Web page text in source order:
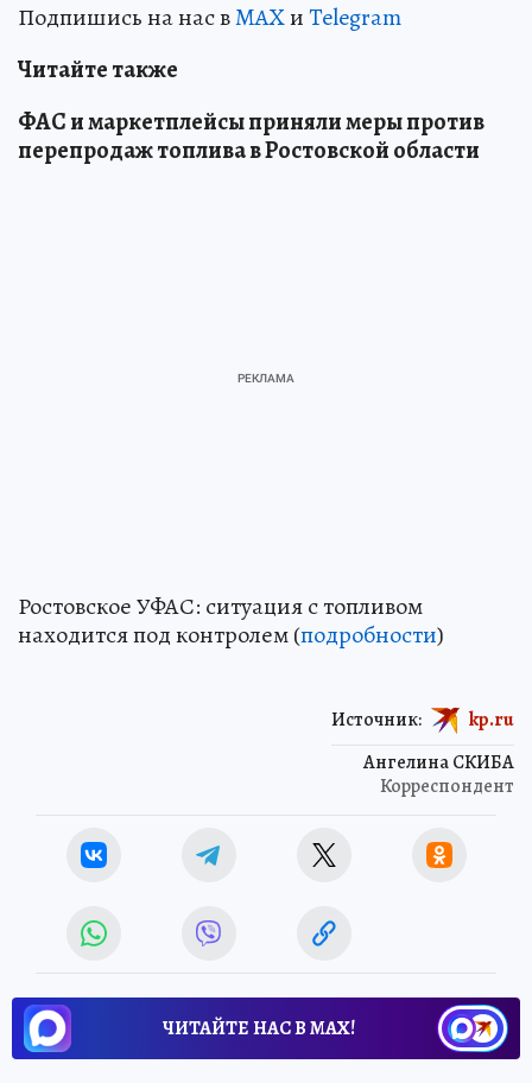
Подпишись на нас вMAXиTelegram
Читайте также
ФАС и маркетплейсы приняли меры против
перепродаж топлива в Ростовской области
Ростовское УФАС: ситуация с топливом
находится под контролем (подробности)
Ангелина СКИБА
Корреспондент
Источник: kp.ru
ЧИТАЙТЕ НАС В МАХ!